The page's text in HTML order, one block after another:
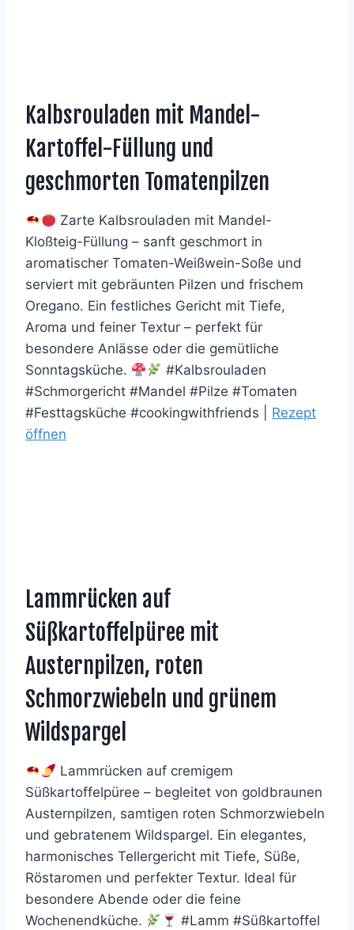
Kalbsrouladen mit Mandel-
Kartoffel-Füllung und
geschmorten Tomatenpilzen
Zarte Kalbsrouladen mit Mandel-
Kloßteig-Füllung – sanft geschmort in
aromatischer Tomaten-Weißwein-Soße und
serviert mit gebräunten Pilzen und frischem
Oregano. Ein festliches Gericht mit Tiefe,
Aroma und feiner Textur – perfekt für
besondere Anlässe oder die gemütliche
Sonntagsküche.
#Kalbsrouladen
#Schmorgericht #Mandel #Pilze #Tomaten
#Festtagsküche #cookingwithfriends | Rezept
öffnen
Lammrücken auf
Süßkartoffelpüree mit
Austernpilzen, roten
Schmorzwiebeln und grünem
Wildspargel
Lammrücken auf cremigem
Süßkartoffelpüree – begleitet von goldbraunen
Austernpilzen, samtigen roten Schmorzwiebeln
und gebratenem Wildspargel. Ein elegantes,
harmonisches Tellergericht mit Tiefe, Süße,
Röstaromen und perfekter Textur. Ideal für
besondere Abende oder die feine
Wochenendküche.
#Lamm #Süßkartoffel